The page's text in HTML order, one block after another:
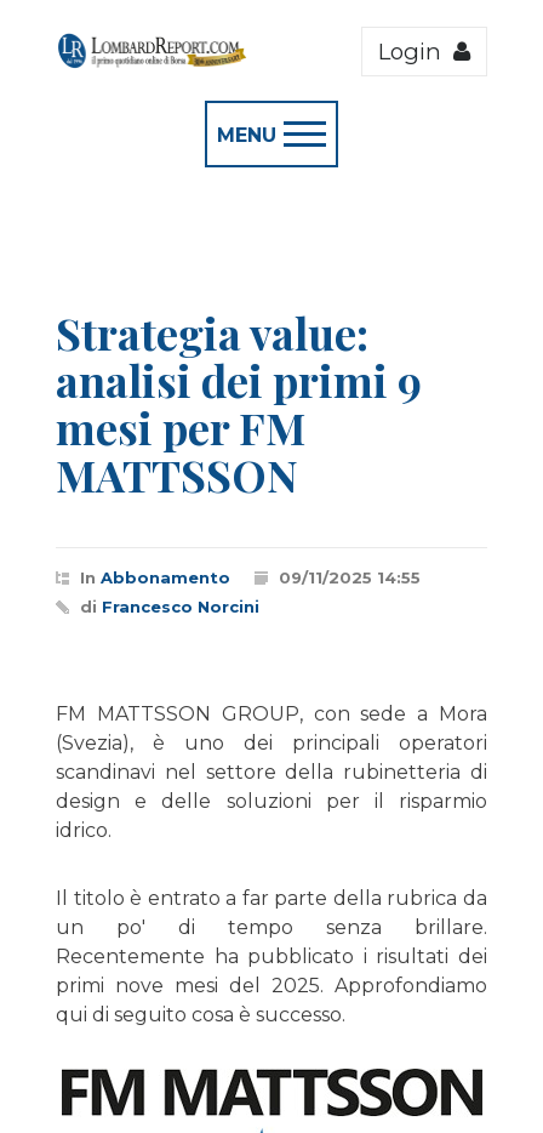
Login
MENU
Strategia value:
analisi dei primi 9
mesi per FM
MATTSSON
In Abbonamento
09/11/2025 14:55
di Francesco Norcini
FM MATTSSON GROUP, con sede a Mora
(Svezia), è uno dei principali operatori
scandinavi nel settore della rubinetteria di
design e delle soluzioni per il risparmio
idrico.
Il titolo è entrato a far parte della rubrica da
un po' di tempo senza brillare.
Recentemente ha pubblicato i risultati dei
primi nove mesi del 2025. Approfondiamo
qui di seguito cosa è successo.